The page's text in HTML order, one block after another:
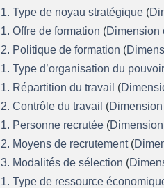
1. Type de noyau stratégique (
1. Offre de formation (Dimension
2. Politique de formation (
1. Type d’organisation du pouvoir
1. Répartition du travail (
2. Contrôle du travail (
1. Personne recrutée (
2. Moyens de recrutement (
3. Modalités de sélection (
1. Type de ressource